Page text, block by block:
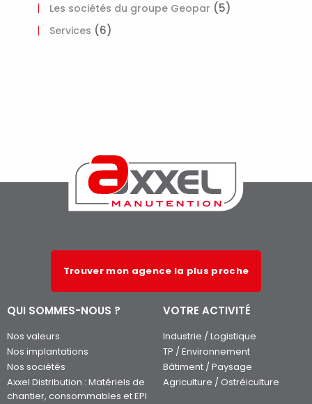
Les sociétés du groupe Geopar (5)
Services (6)
Trouver mon agence la plus proche
QUI SOMMES-NOUS ?
Nos valeurs
Nos implantations
Nos sociétés
Axxel Distribution : Matériels de
chantier, consommables et EPI
VOTRE ACTIVITÉ
Industrie / Logistique
TP / Environnement
Bâtiment / Paysage
Agriculture / Ostréiculture